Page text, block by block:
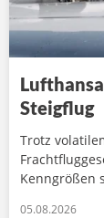
Steigflug
Trotz
Kenngrößen
05.08.2026